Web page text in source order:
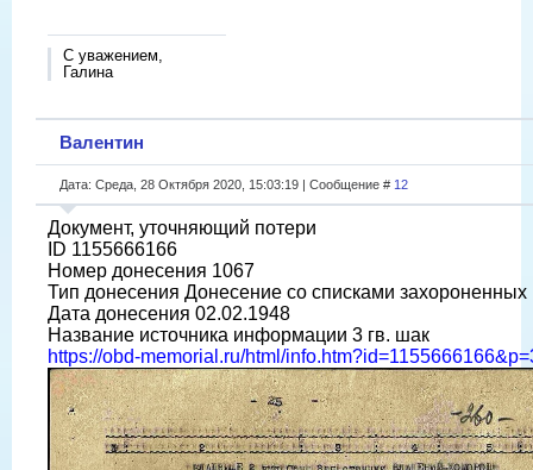
С уважением,
Галина
Валентин
Дата: Среда, 28 Октября 2020, 15:03:19 | Сообщение # 12
Документ, уточняющий потери
ID 1155666166
Номер донесения 1067
Тип донесения Донесение со списками захороненных
Дата донесения 02.02.1948
Название источника информации 3 гв. шак
https://obd-memorial.ru/html/